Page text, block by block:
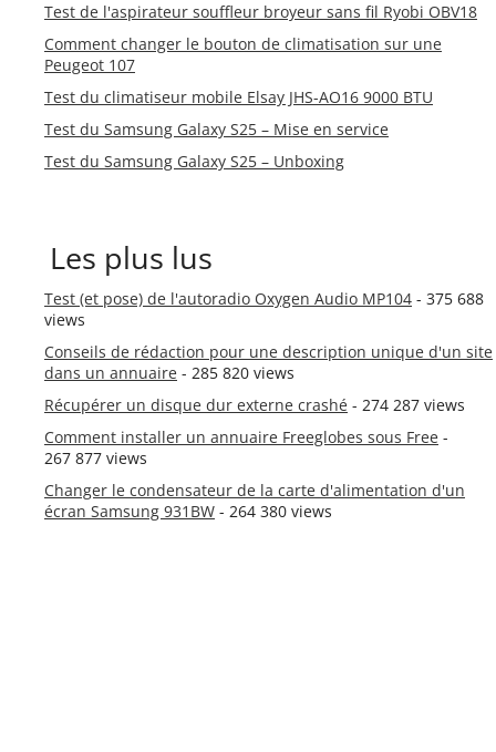
Test de l'aspirateur souffleur broyeur sans fil Ryobi OBV18
Comment changer le bouton de climatisation sur une
Peugeot 107
Test du climatiseur mobile Elsay JHS-AO16 9000 BTU
Test du Samsung Galaxy S25 – Mise en service
Test du Samsung Galaxy S25 – Unboxing
Les plus lus
Test (et pose) de l'autoradio Oxygen Audio MP104 - 375 688
views
Conseils de rédaction pour une description unique d'un site
dans un annuaire - 285 820 views
Récupérer un disque dur externe crashé - 274 287 views
Comment installer un annuaire Freeglobes sous Free -
267 877 views
Changer le condensateur de la carte d'alimentation d'un
écran Samsung 931BW - 264 380 views